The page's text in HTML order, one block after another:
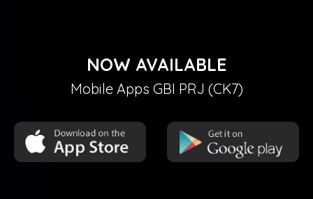
NOW AVAILABLE
Mobile Apps GBI PRJ (CK7)